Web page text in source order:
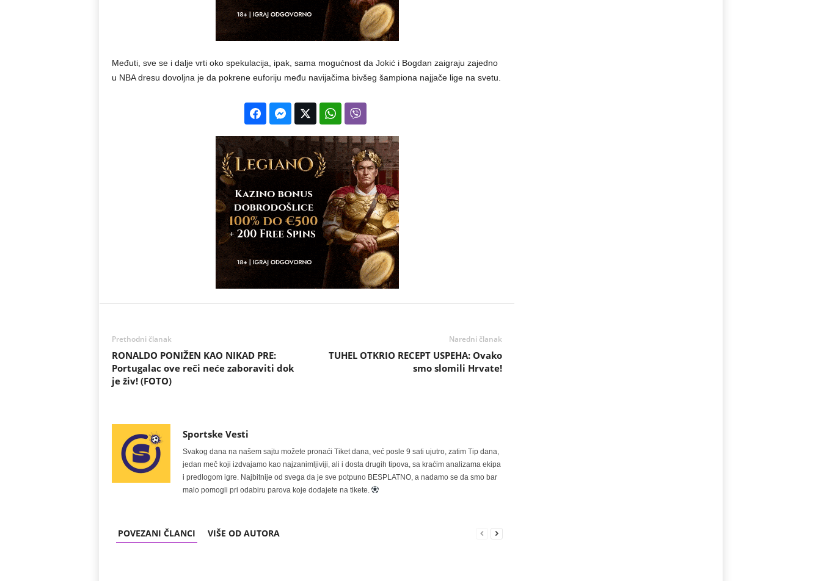
Međuti, sve se i dalje vrti oko spekulacija, ipak, sama mogućnost da Jokić i Bogdan zaigraju zajedno
u NBA dresu dovoljna je da pokrene euforiju među navijačima bivšeg šampiona najjače lige na svetu.
Prethodni članak
RONALDO PONIŽEN KAO NIKAD PRE:
Portugalac ove reči neće zaboraviti dok
je živ! (FOTO)
Naredni članak
TUHEL OTKRIO RECEPT USPEHA: Ovako
smo slomili Hrvate!
Sportske Vesti
Svakog dana na našem sajtu možete pronaći Tiket dana, već posle 9 sati ujutro, zatim Tip dana,
jedan meč koji izdvajamo kao najzanimljiviji, ali i dosta drugih tipova, sa kraćim analizama ekipa
i predlogom igre. Najbitnije od svega da je sve potpuno BESPLATNO, a nadamo se da smo bar
malo pomogli pri odabiru parova koje dodajete na tikete.
POVEZANI ČLANCI VIŠE OD AUTORA